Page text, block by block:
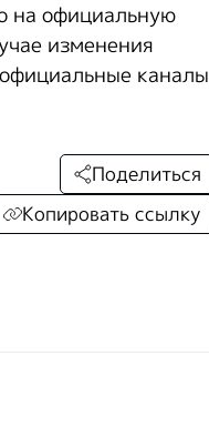
на официальную
изменения
каналы
Поделиться
Копировать ссылку